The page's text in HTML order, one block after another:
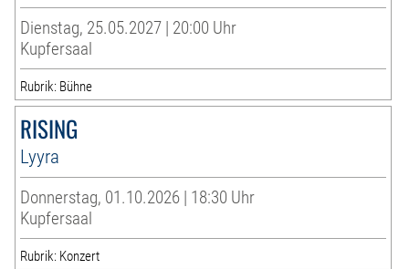
Dienstag, 25.05.2027 | 20:00 Uhr
Kupfersaal
Rubrik: Bühne
RISING
Lyyra
Donnerstag, 01.10.2026 | 18:30 Uhr
Kupfersaal
Rubrik: Konzert